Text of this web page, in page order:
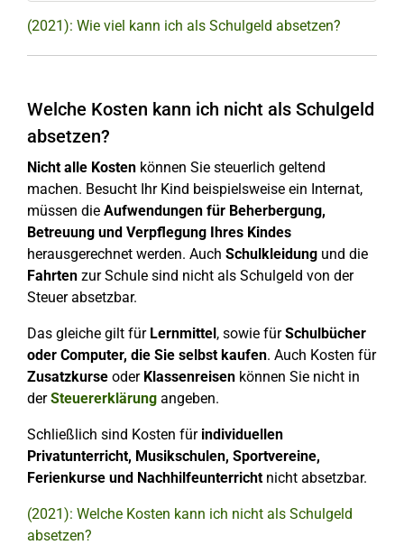
(2021): Wie viel kann ich als Schulgeld absetzen?
Welche Kosten kann ich nicht als Schulgeld
absetzen?
Nicht alle Kosten können Sie steuerlich geltend
machen. Besucht Ihr Kind beispielsweise ein Internat,
müssen die Aufwendungen für Beherbergung,
Betreuung und Verpflegung Ihres Kindes
herausgerechnet werden. Auch Schulkleidung und die
Fahrten zur Schule sind nicht als Schulgeld von der
Steuer absetzbar.
Das gleiche gilt für Lernmittel, sowie fürSchulbücher
oder Computer, die Sie selbst kaufen. Auch Kosten für
Zusatzkurse oder Klassenreisen können Sie nicht in
derSteuererklärung angeben.
Schließlich sind Kosten fürindividuellen
Privatunterricht, Musikschulen, Sportvereine,
Ferienkurse und Nachhilfeunterrichtnicht absetzbar.
(2021): Welche Kosten kann ich nicht als Schulgeld
absetzen?